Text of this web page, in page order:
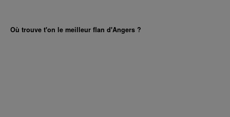
Où trouve t'on le meilleur flan d'Angers ?